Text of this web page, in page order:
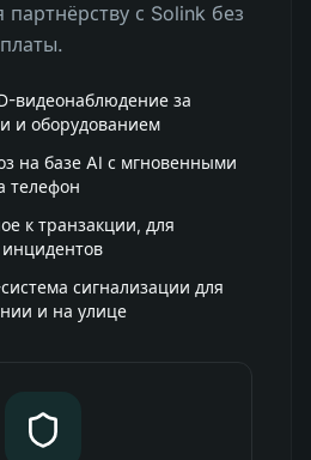
партнёрству с Solink без
видеонаблюдение за
и оборудованием
на базе AI с мгновенными
телефон
к транзакции, для
инцидентов
сигнализации для
и на улице